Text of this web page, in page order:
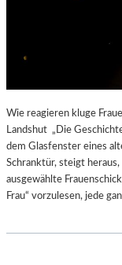
Wie reagieren kluge
Landshut „Die
dem Glasfenster eines
Schranktür, steigt
ausgewählte
Frau“ vorzulesen, jede